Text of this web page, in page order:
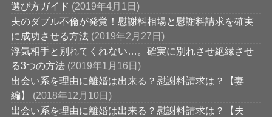
選び方ガイド (2019年4月1日)
夫のダブル不倫が発覚！慰謝料相場と慰謝料請求を確実
に成功させる方法 (2019年2月27日)
浮気相手と別れてくれない…。確実に別れさせ絶縁させ
る3つの方法 (2019年1月16日)
出会い系を理由に離婚は出来る？慰謝料請求は？【妻
編】
(2018年12月10日)
出会い系を理由に離婚は出来る？慰謝料請求は？【夫